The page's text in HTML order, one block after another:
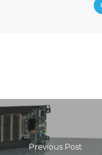
Previous Post